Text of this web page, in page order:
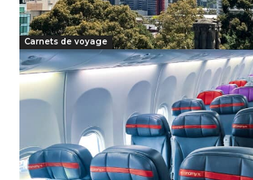
Carnets de voyage